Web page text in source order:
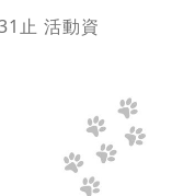
止 活動資